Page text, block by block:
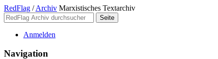
RedFlag / Archiv Marxistisches Textarchiv
Anmelden
Navigation